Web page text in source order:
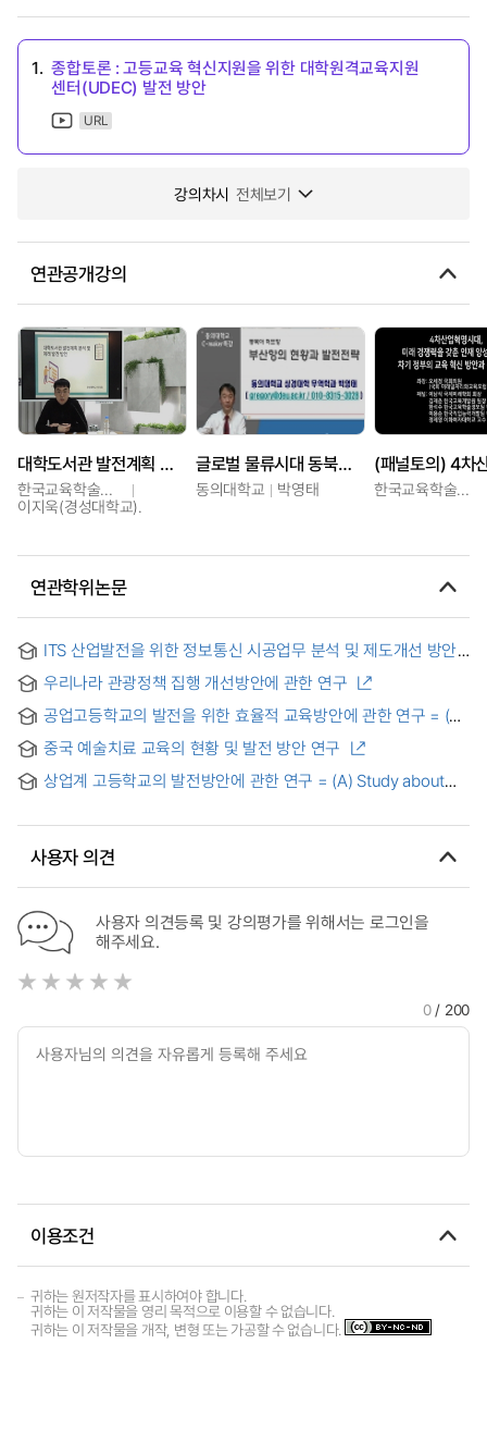
1. 종합토론 : 고등교육 혁신지원을 위한 대학원격교육지원
센터(UDEC) 발전 방안
URL
강의차시 전체보기
연관공개강의
대학도서관 발전계획 분석 및 미래 발전 방안
한국교육학술정보원
이지욱(경성대학교).
글로벌 물류시대 동북아 허브항을 위한 부산항 발전 전략
동의대학교 박영태 한국교육학술정보원
연관학위논문
ITS 산업발전을 위한 정보통신 시공업무 분석 및 제도개선 방안
우리나라 관광정책 집행 개선방안에 관한 연구
공업고등학교의 발전을 위한 효율적 교육방안에 관한 연구 = (A)
development of technical high school
중국 예술치료 교육의 현황 및 발전 방안 연구
상업계 고등학교의 발전방안에 관한 연구 = (A) Study about
사용자 의견
사용자 의견등록 및 강의평가를 위해서는 로그인을
해주세요.
0/ 200
이용조건
귀하는 원저작자를 표시하여야 합니다.
귀하는 이 저작물을 영리 목적으로 이용할 수 없습니다.
귀하는 이 저작물을 개작, 변형 또는 가공할 수 없습니다.